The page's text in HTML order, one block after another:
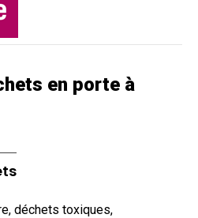
en porte à
déchets toxiques,